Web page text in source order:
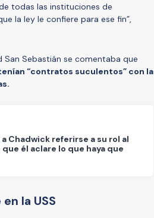
todas las instituciones de
la ley le confiere para ese fin”,
San Sebastián se comentaba que
“contratos suculentos” con la
Chadwick referirse a su rol al
él aclare lo que haya que
la USS